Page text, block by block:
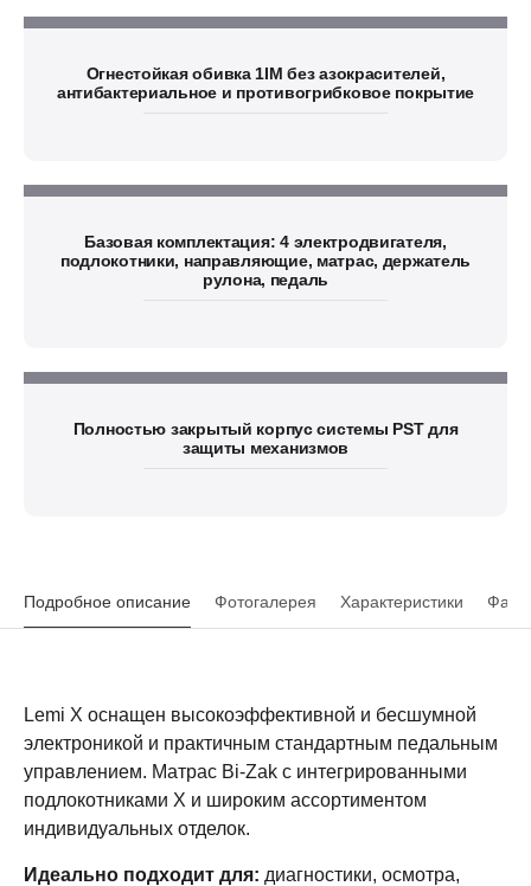
Огнестойкая обивка 1IM без азокрасителей,
антибактериальное и противогрибковое покрытие
Базовая комплектация: 4 электродвигателя,
подлокотники, направляющие, матрас, держатель
рулона, педаль
Полностью закрытый корпус системы PST для
защиты механизмов
Подробное описание Фотогалерея Характеристики
Lemi X оснащен высокоэффективной и бесшумной
электроникой и практичным стандартным педальным
управлением. Матрас Bi-Zak с интегрированными
подлокотниками X и широким ассортиментом
индивидуальных отделок.
Идеально подходит для: диагностики, осмотра,